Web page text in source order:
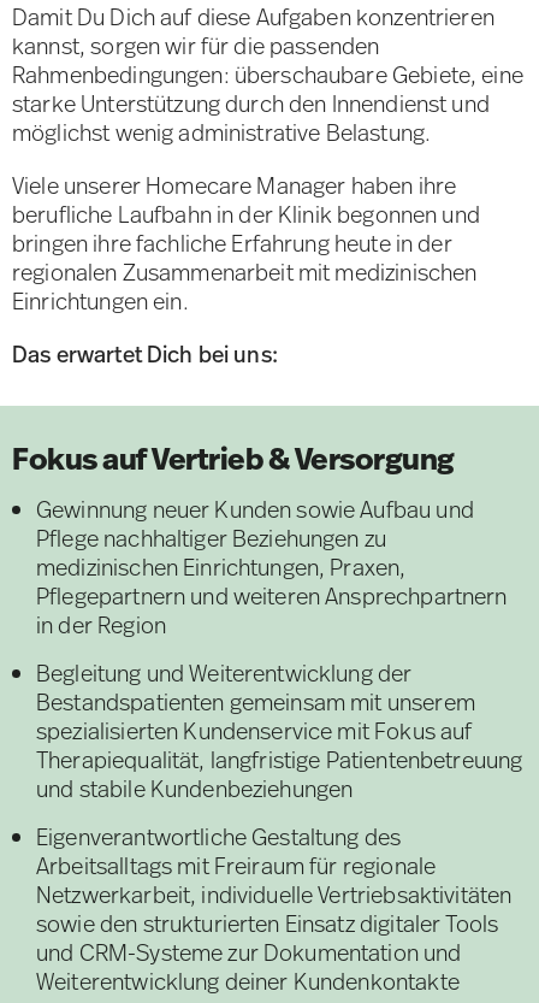
Damit Du Dich auf diese Aufgaben konzentrieren
kannst, sorgen wir für die passenden
Rahmenbedingungen: überschaubare Gebiete, eine
starke Unterstützung durch den Innendienst und
möglichst wenig administrative Belastung.
Viele unserer Homecare Manager haben ihre
berufliche Laufbahn in der Klinik begonnen und
bringen ihre fachliche Erfahrung heute in der
regionalen Zusammenarbeit mit medizinischen
Einrichtungen ein.
Das erwartet Dich bei uns:
Fokus auf Vertrieb & Versorgung
Gewinnung neuer Kunden sowie Aufbau und
Pflege nachhaltiger Beziehungen zu
medizinischen Einrichtungen, Praxen,
Pflegepartnern und weiteren Ansprechpartnern
in der Region
Begleitung und Weiterentwicklung der
Bestandspatienten gemeinsam mit unserem
spezialisierten Kundenservice mit Fokus auf
Therapiequalität, langfristige Patientenbetreuung
und stabile Kundenbeziehungen
Eigenverantwortliche Gestaltung des
Arbeitsalltags mit Freiraum für regionale
Netzwerkarbeit, individuelle Vertriebsaktivitäten
sowie den strukturierten Einsatz digitaler Tools
und CRM-Systeme zur Dokumentation und
Weiterentwicklung deiner Kundenkontakte